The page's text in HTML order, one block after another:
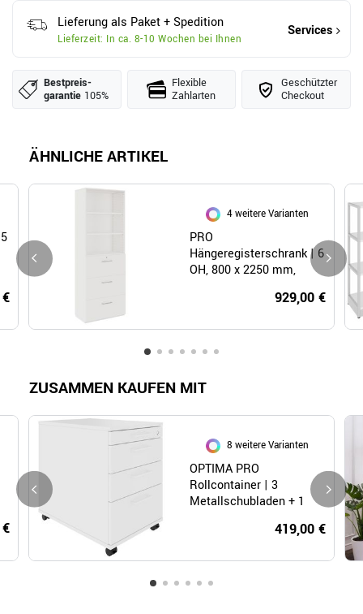
Lieferung als Paket + Spedition
Lieferzeit: In ca. 8-10 Wochen bei Ihnen
Services
Bestpreis­
garantie 105%
Flexible
Zahlarten
Geschützter
Checkout
ÄHNLICHE ARTIKEL
4 weitere Varianten
PRO
Hängeregisterschrank | 6
OH, 800 x 2250 mm,
929,00 €
ZUSAMMEN KAUFEN MIT
8 weitere Varianten
OPTIMA PRO
Rollcontainer | 3
Metallschubladen + 1
419,00 €